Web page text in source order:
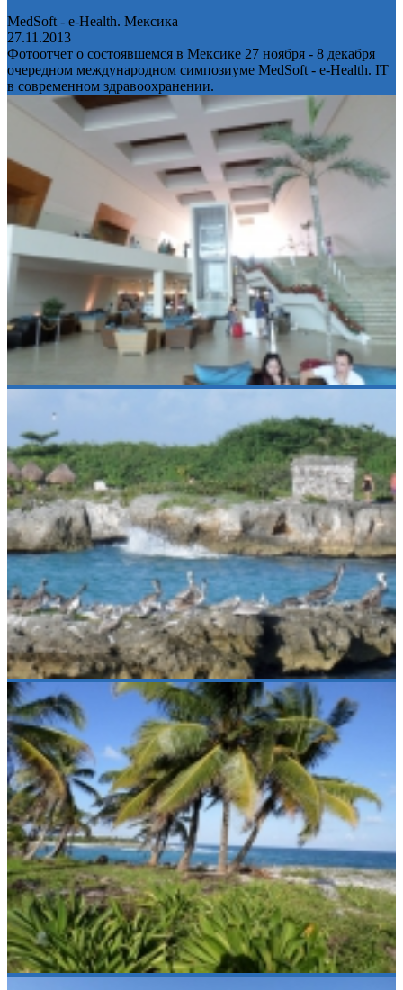
MedSoft - e-Health. Мексика
27.11.2013
Фотоотчет о состоявшемся в Мексике 27 ноября - 8 декабря
очередном международном симпозиуме MedSoft - e-Health. IT
в современном здравоохранении.